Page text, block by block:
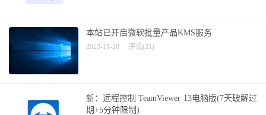
本站已开启微软批量产品KMS服务
2023-11-20 评论(21)
新：远程控制 TeamViewer 13电脑版(7天破解过
期+5分钟限制)